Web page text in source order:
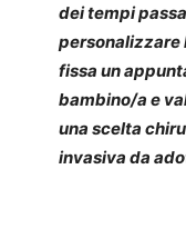
dei tempi
personalizzare
fissa un
bambino/a e
una scelta
invasiva da